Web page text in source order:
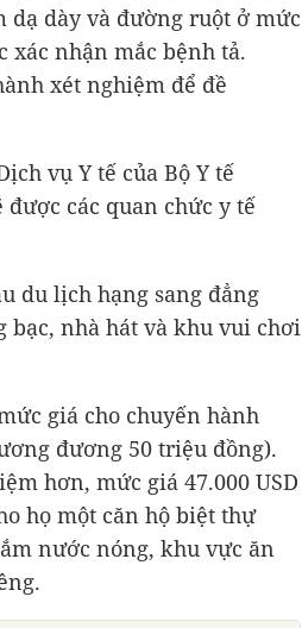
dày và đường ruột ở mức
xác nhận mắc bệnh tả.
xét nghiệm để đề
vụ Y tế của Bộ Y tế
các quan chức y tế
du lịch hạng sang đẳng
bạc, nhà hát và khu vui chơi
giá cho chuyến hành
đương 50 triệu đồng).
hơn, mức giá 47.000 USD
họ một căn hộ biệt thự
nước nóng, khu vực ăn